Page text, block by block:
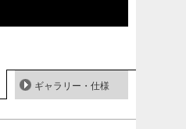
ギャラリー・仕様